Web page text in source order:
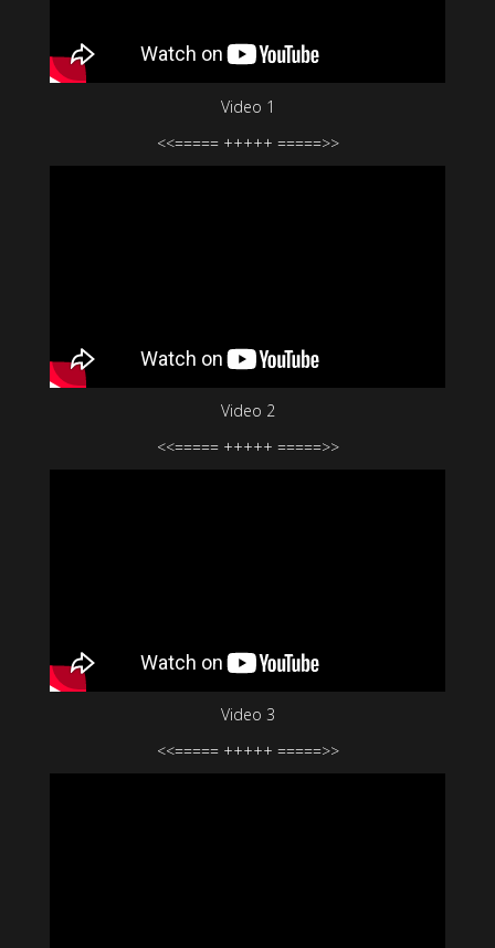
Video 1
<<===== +++++ =====>>
Video 2
<<===== +++++ =====>>
Video 3
<<===== +++++ =====>>